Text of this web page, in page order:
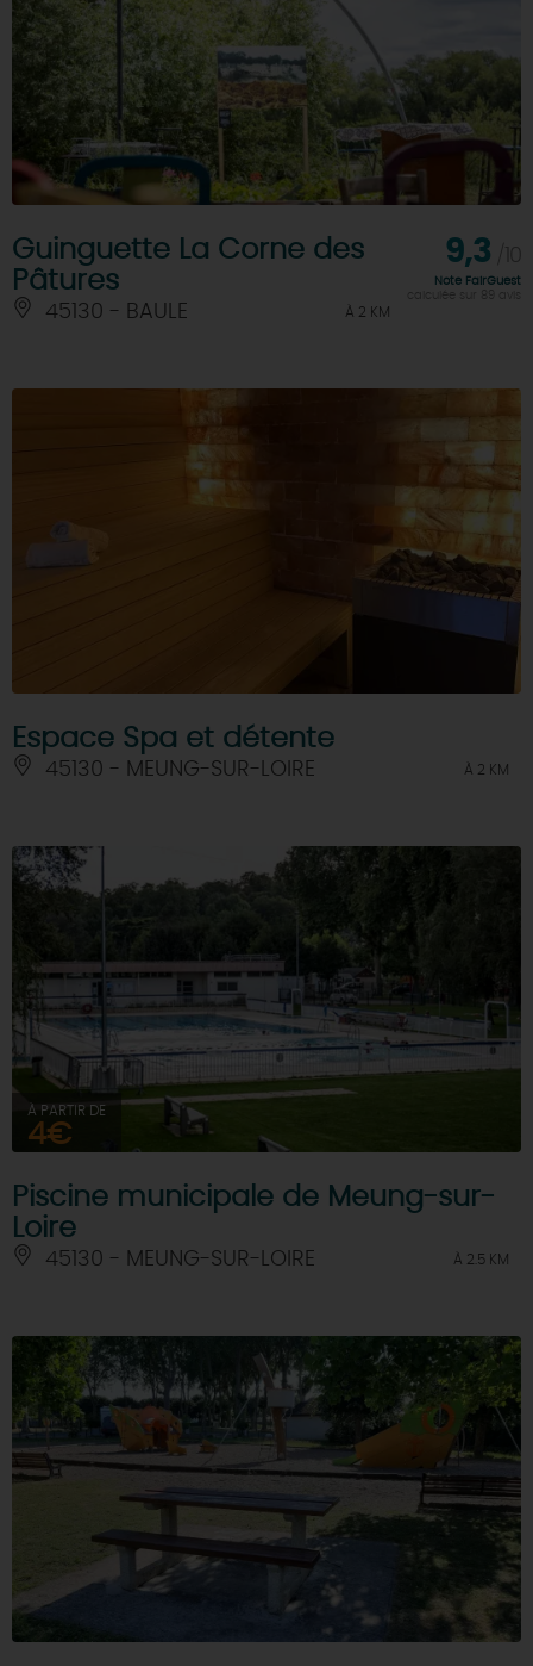
Guinguette La Corne des
Pâtures
45130 - BAULE À 2 KM
9,3
Note FairGuest
Espace Spa et détente
45130 - MEUNG-SUR-LOIRE À 2 KM
À PARTIR DE
4€
Piscine municipale de Meung-sur-
Loire
45130 - MEUNG-SUR-LOIRE À 2.5 KM